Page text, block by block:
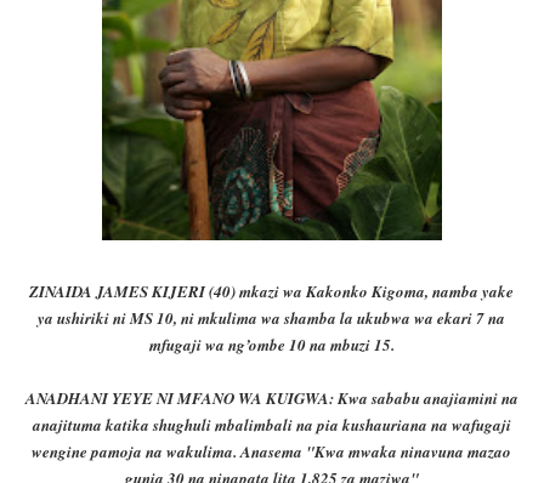
ZINAIDA JAMES KIJERI (40) mkazi wa Kakonko Kigoma, namba yake
ya ushiriki ni MS 10, ni mkulima wa shamba la ukubwa wa ekari 7 na
mfugaji wa ng’ombe 10 na mbuzi 15.
ANADHANI YEYE NI MFANO WA KUIGWA: Kwa sababu anajiamini na
anajituma katika shughuli mbalimbali na pia kushauriana na wafugaji
wengine pamoja na wakulima.Anasema "Kwa mwaka ninavuna mazao
gunia 30 na ninapata lita 1,825 za maziwa"